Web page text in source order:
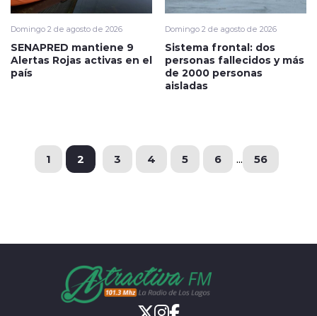
Domingo 2 de agosto de 2026
SENAPRED mantiene 9
Alertas Rojas activas en el
país
Domingo 2 de agosto de 2026
Sistema frontal: dos
personas fallecidos y más
de 2000 personas
aisladas
1 2 3 4 5 6 ... 56